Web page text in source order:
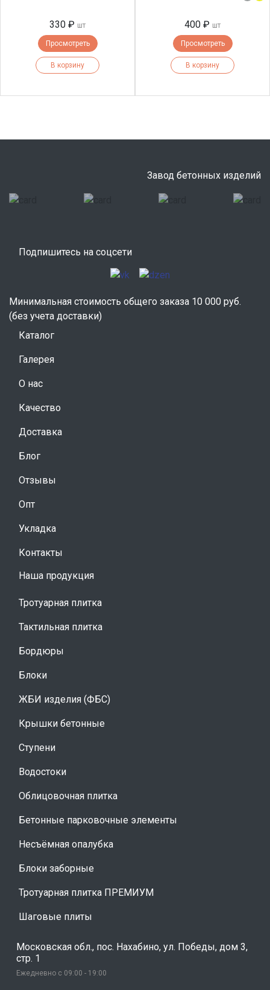
330 ₽ шт
Просмотреть
В корзину
400 ₽ шт
Просмотреть
В корзину
Завод бетонных изделий
Подпишитесь на соцсети
Минимальная стоимость общего заказа 10 000 руб.
(без учета доставки)
Каталог
Галерея
О нас
Качество
Доставка
Блог
Отзывы
Опт
Укладка
Контакты
Наша продукция
Тротуарная плитка
Тактильная плитка
Бордюры
Блоки
ЖБИ изделия (ФБС)
Крышки бетонные
Ступени
Водостоки
Облицовочная плитка
Бетонные парковочные элементы
Несъёмная опалубка
Блоки заборные
Тротуарная плитка ПРЕМИУМ
Шаговые плиты
Московская обл., пос. Нахабино, ул. Победы, дом 3,
стр. 1
Ежедневно с 09:00 - 19:00